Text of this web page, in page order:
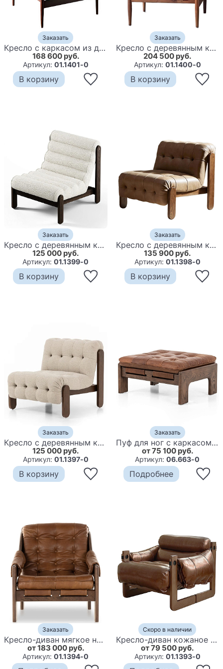
Заказать
Кресло с каркасом из дерева и обивкой из ткани букле Medieval Furniture
168 600 руб.
Артикул: 01.1401-0
В корзину
Заказать
Кресло с деревянным каркасом и обивкой из натуральной кожи Medieval Furniture
204 500 руб.
Артикул: 01.1400-0
В корзину
Заказать
Кресло с деревянным каркасом и обивкой из белой ткани букле Medieval Furniture
125 000 руб.
Артикул:01.1399-0
В корзину
Заказать
Кресло с деревянным каркасом и обивкой из кожи Medieval Furniture
135 900 руб.
Артикул: 01.1398-0
В корзину
Заказать
Кресло с деревянным каркасом и обивкой из ткани букле Medieval Furniture
125 000 руб.
Артикул: 01.1397-0
В корзину
Заказать
Пуф для ног с каркасом из дерева Furniture Medieval
от 75 100 руб.
Артикул:06.663-0
Подробнее
Заказать
Кресло-диван мягкое на деревянном каркасе Furniture Medieval
от 183 000 руб.
Артикул:01.1394-0
Скоро в наличии
Кресло-диван кожаное на деревянном каркасе Medieval Furniture
от 79 500 руб.
Артикул: 01.1393-0